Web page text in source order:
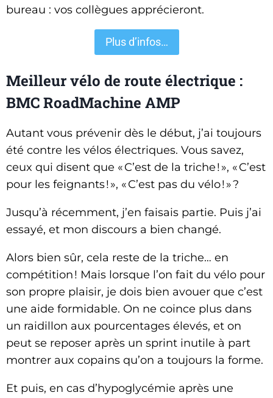
bureau : vos collègues apprécieront.
Plus d’infos…
Meilleur vélo de route électrique :
BMC RoadMachine AMP
Autant vous prévenir dès le début, j’ai toujours
été contre les vélos électriques. Vous savez,
ceux qui disent que « C’est de la triche ! », « C’est
pour les feignants ! », « C’est pas du vélo ! » ?
Jusqu’à récemment, j’en faisais partie. Puis j’ai
essayé, et mon discours a bien changé.
Alors bien sûr, cela reste de la triche… en
compétition ! Mais lorsque l’on fait du vélo pour
son propre plaisir, je dois bien avouer que c’est
une aide formidable. On ne coince plus dans
un raidillon aux pourcentages élevés, et on
peut se reposer après un sprint inutile à part
montrer aux copains qu’on a toujours la forme.
Et puis, en cas d’hypoglycémie après une